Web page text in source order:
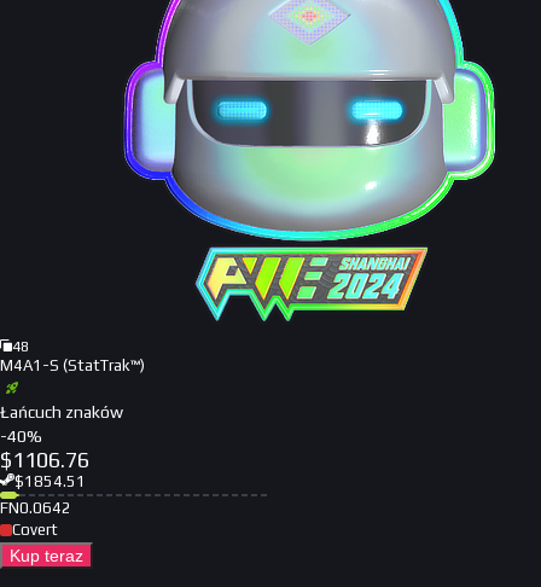
48
M4A1-S (StatTrak™)
Łańcuch znaków
-40%
$1106.76
$1854.51
FN0.0642
Covert
Kup teraz